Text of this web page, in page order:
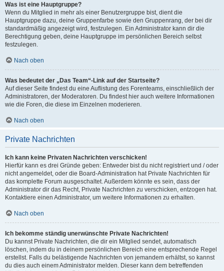
Was ist eine Hauptgruppe?
Wenn du Mitglied in mehr als einer Benutzergruppe bist, dient die
Hauptgruppe dazu, deine Gruppenfarbe sowie den Gruppenrang, der bei dir
standardmäßig angezeigt wird, festzulegen. Ein Administrator kann dir die
Berechtigung geben, deine Hauptgruppe im persönlichen Bereich selbst
festzulegen.
Nach oben
Was bedeutet der „Das Team“-Link auf der Startseite?
Auf dieser Seite findest du eine Auflistung des Forenteams, einschließlich der
Administratoren, der Moderatoren. Du findest hier auch weitere Informationen
wie die Foren, die diese im Einzelnen moderieren.
Nach oben
Private Nachrichten
Ich kann keine Privaten Nachrichten verschicken!
Hierfür kann es drei Gründe geben: Entweder bist du nicht registriert und / oder
nicht angemeldet, oder die Board-Administration hat Private Nachrichten für
das komplette Forum ausgeschaltet. Außerdem könnte es sein, dass der
Administrator dir das Recht, Private Nachrichten zu verschicken, entzogen hat.
Kontaktiere einen Administrator, um weitere Informationen zu erhalten.
Nach oben
Ich bekomme ständig unerwünschte Private Nachrichten!
Du kannst Private Nachrichten, die dir ein Mitglied sendet, automatisch
löschen, indem du in deinem persönlichen Bereich eine entsprechende Regel
erstellst. Falls du belästigende Nachrichten von jemandem erhältst, so kannst
du dies auch einem Administrator melden. Dieser kann dem betreffenden